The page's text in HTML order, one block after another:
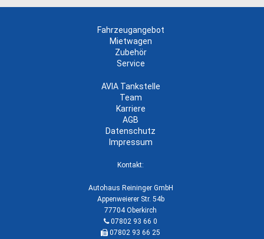
Fahrzeugangebot
Mietwagen
Zubehör
Service
AVIA Tankstelle
Team
Karriere
AGB
Datenschutz
Impressum
Kontakt:
Autohaus Reininger GmbH
Appenweierer Str. 54b
77704 Oberkirch
07802 93 66 0
07802 93 66 25